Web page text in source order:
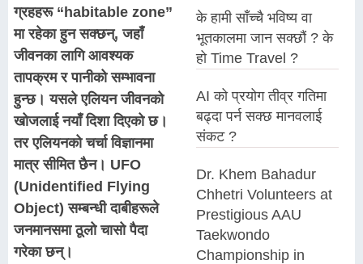
ग्रहहरू “habitable zone”
मा रहेका हुन सक्छन्, जहाँ
जीवनका लागि आवश्यक
तापक्रम र पानीको सम्भावना
हुन्छ। यसले एलियन जीवनको
खोजलाई नयाँ दिशा दिएको छ।
तर एलियनको चर्चा विज्ञानमा
मात्र सीमित छैन। UFO
(Unidentified Flying
Object) सम्बन्धी दाबीहरूले
जनमानसमा ठूलो चासो पैदा
गरेका छन्।
के हामी साँच्चै भविष्य वा
भूतकालमा जान सक्छौं ? के
हो Time Travel ?
AI को प्रयोग तीव्र गतिमा
बढ्दा पर्न सक्छ मानवलाई
संकट ?
Dr. Khem Bahadur
Chhetri Volunteers at
Prestigious AAU
Taekwondo
Championship in